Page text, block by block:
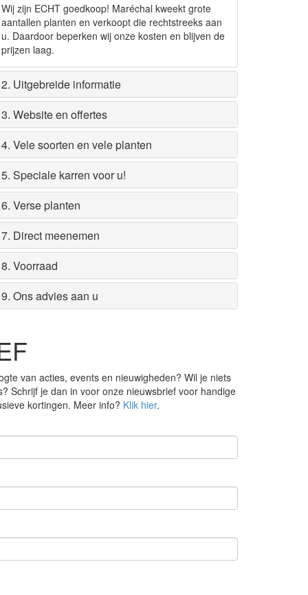
Wij zijn ECHT goedkoop! Maréchal kweekt grote
aantallen planten en verkoopt die rechtstreeks aan
u. Daardoor beperken wij onze kosten en blijven de
prijzen laag.
2. Uitgebreide informatie
3. Website en offertes
4. Vele soorten en vele planten
5. Speciale karren voor u!
6. Verse planten
7. Direct meenemen
8. Voorraad
9. Ons advies aan u
van acties, events en nieuwigheden? Wil je niets
Schrijf je dan in voor onze nieuwsbrief voor handige
kortingen. Meer info? Klik hier.